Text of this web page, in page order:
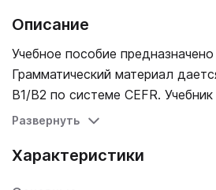
Описание
Учебное пособие
Грамматический материал
В1/В2 по системе CEFR.
и основной частей. Вводная
материал, состоящий из правил,
Развернуть
Характеристики